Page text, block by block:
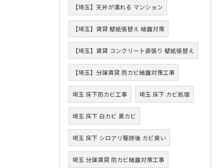
【埼玉】天井が濡れる マンション
【埼玉】賃貸 壁紙張替え 結露対策
【埼玉】賃貸 コンクリート直張り 壁紙張替え
【埼玉】分譲賃貸 防カビ結露対策工事
埼玉 床下防カビ工事 埼玉 床下 カビ処理
埼玉 床下 白カビ 黒カビ
埼玉 床下 シロアリ駆除後 カビ臭い
埼玉 分譲賃貸 防カビ結露対策工事